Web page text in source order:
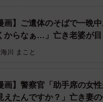
味津々です。その後、
向けるため」という説
で飛び出します。
画】ご遺体のそばで一晩
からなぁ…」亡き老婆が
海川 まこと
画】警察官「助手席の女
えたんですか？」亡き妻